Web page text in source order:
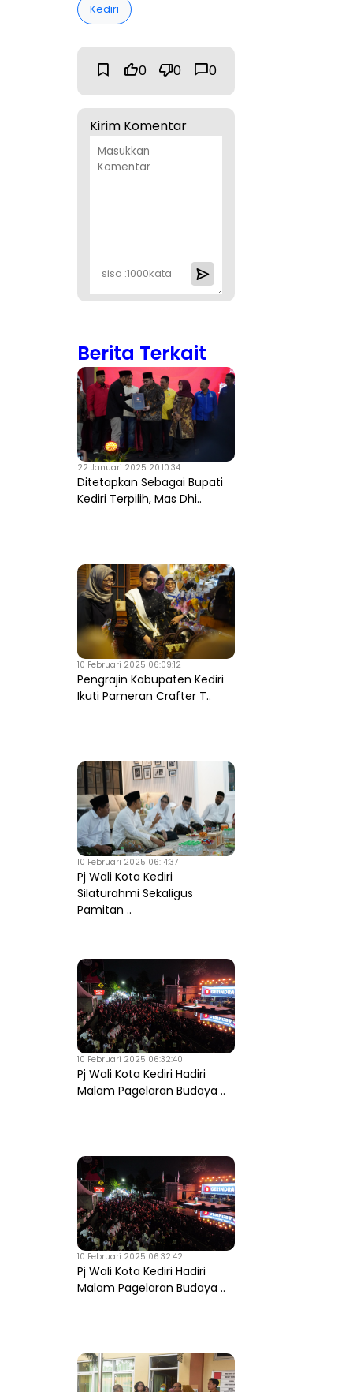
Kediri
0 0 0
Kirim Komentar
sisa :1000kata
Berita Terkait
22 Januari 2025 20:10:34
Ditetapkan Sebagai Bupati
Kediri Terpilih, Mas Dhi..
10 Februari 2025 06:09:12
Pengrajin Kabupaten Kediri
Ikuti Pameran Crafter T..
10 Februari 2025 06:14:37
Pj Wali Kota Kediri
Silaturahmi Sekaligus
Pamitan ..
10 Februari 2025 06:32:40
Pj Wali Kota Kediri Hadiri
Malam Pagelaran Budaya ..
10 Februari 2025 06:32:42
Pj Wali Kota Kediri Hadiri
Malam Pagelaran Budaya ..